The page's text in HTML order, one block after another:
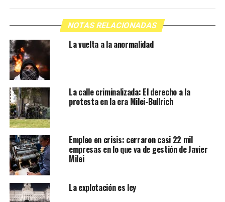
NOTAS RELACIONADAS
La vuelta a la anormalidad
La calle criminalizada: El derecho a la
protesta en la era Milei-Bullrich
Empleo en crisis: cerraron casi 22 mil
empresas en lo que va de gestión de Javier
Milei
La explotación es ley